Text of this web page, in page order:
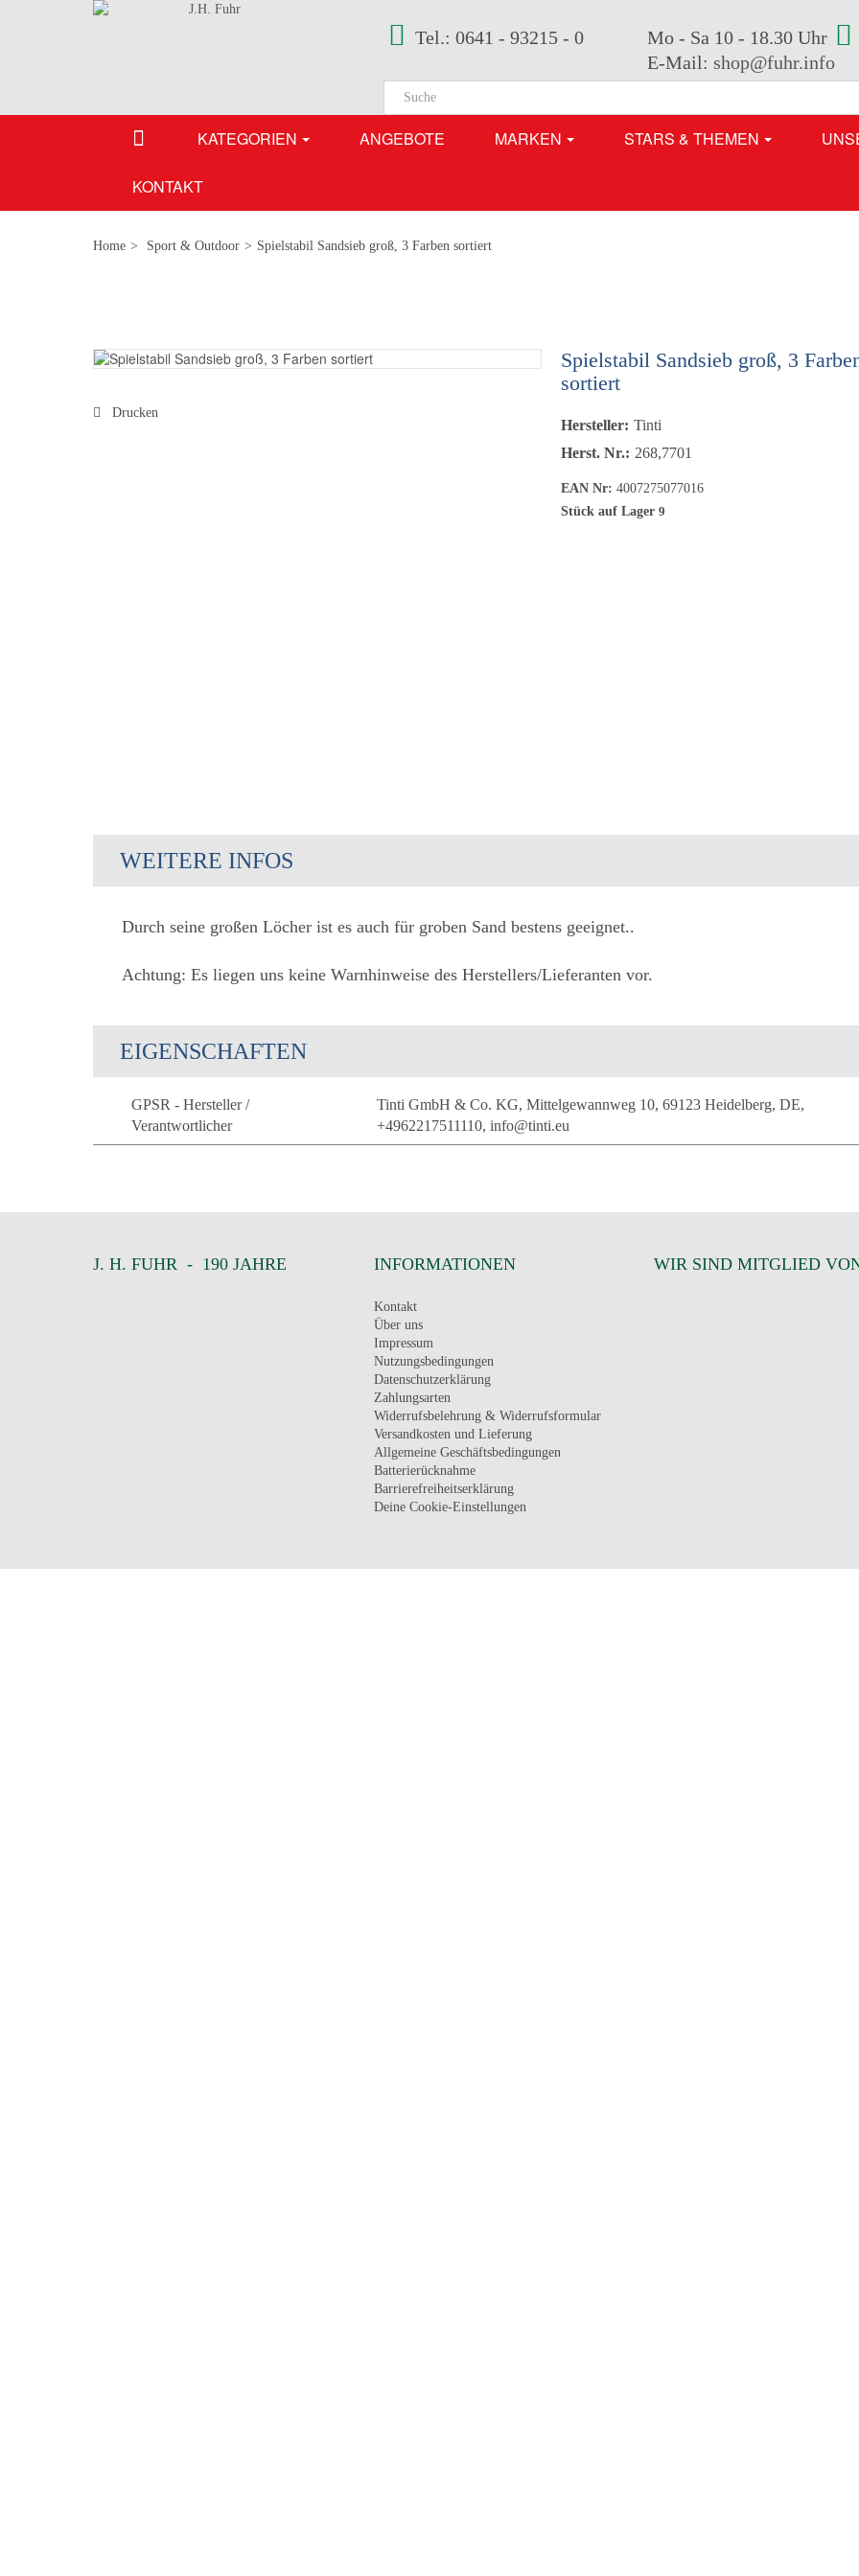
Tel.: 0641 - 93215 - 0
Mo - Sa 10 - 18.30 Uhr
E-Mail: shop@fuhr.info
KATEGORIEN ANGEBOTE MARKEN STARS & THEMEN
KONTAKT
Home > Sport & Outdoor > Spielstabil Sandsieb groß, 3 Farben sortiert
Drucken
Spielstabil Sandsieb groß, 3
sortiert
Hersteller: Tinti
Herst. Nr.: 268,7701
EAN Nr: 4007275077016
Stück auf Lager 9
WEITERE INFOS
Durch seine großen Löcher ist es auch für groben Sand bestens geeignet..
Achtung: Es liegen uns keine Warnhinweise des Herstellers/Lieferanten vor.
EIGENSCHAFTEN
GPSR - Hersteller /
Verantwortlicher
Tinti GmbH & Co. KG, Mittelgewannweg 10, 69123 Heidelberg, DE,
+4962217511110, info@tinti.eu
J. H. FUHR - 190 JAHRE INFORMATIONEN
Kontakt
Über uns
Impressum
Nutzungsbedingungen
Datenschutzerklärung
Zahlungsarten
Widerrufsbelehrung & Widerrufsformular
Versandkosten und Lieferung
Allgemeine Geschäftsbedingungen
Batterierücknahme
Barrierefreiheitserklärung
Deine Cookie-Einstellungen
WIR SIND MITGLIED